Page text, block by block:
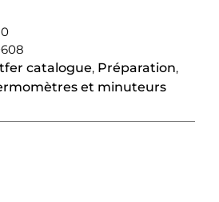
catalogue, Préparation,
et minuteurs